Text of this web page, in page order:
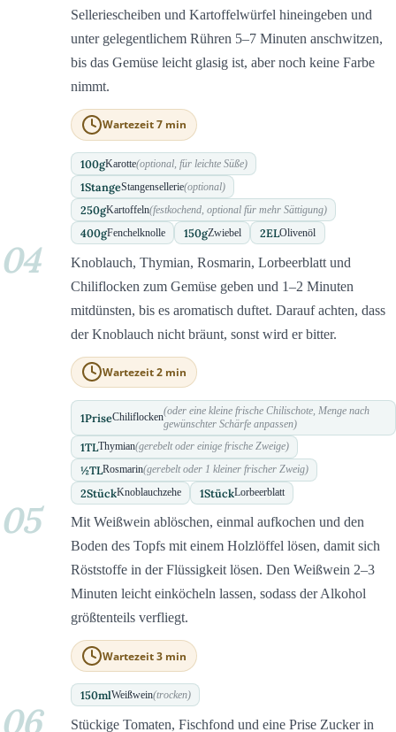
Selleriescheiben und Kartoffelwürfel hineingeben und
unter gelegentlichem Rühren 5–7 Minuten anschwitzen,
bis das Gemüse leicht glasig ist, aber noch keine Farbe
nimmt.
Wartezeit 7 min
100gKarotte(optional, für leichte Süße)
1StangeStangensellerie(optional)
250gKartoffeln(festkochend, optional für mehr Sättigung)
400gFenchelknolle 150gZwiebel 2ELOlivenöl
04
Knoblauch, Thymian, Rosmarin, Lorbeerblatt und
Chiliflocken zum Gemüse geben und 1–2 Minuten
mitdünsten, bis es aromatisch duftet. Darauf achten, dass
der Knoblauch nicht bräunt, sonst wird er bitter.
Wartezeit 2 min
1PriseChiliflocken
(oder eine kleine frische Chilischote, Menge nach
gewünschter Schärfe anpassen)
1TLThymian(gerebelt oder einige frische Zweige)
½TLRosmarin(gerebelt oder 1 kleiner frischer Zweig)
2StückKnoblauchzehe 1StückLorbeerblatt
05
Mit Weißwein ablöschen, einmal aufkochen und den
Boden des Topfs mit einem Holzlöffel lösen, damit sich
Röststoffe in der Flüssigkeit lösen. Den Weißwein 2–3
Minuten leicht einköcheln lassen, sodass der Alkohol
größtenteils verfliegt.
Wartezeit 3 min
150mlWeißwein(trocken)
06 Stückige Tomaten, Fischfond und eine Prise Zucker in